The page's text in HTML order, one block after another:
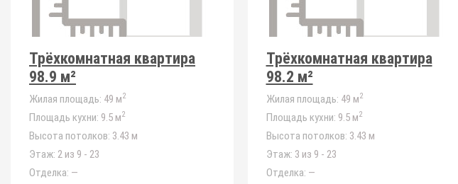
Трёхкомнатная квартира
98.9 м²
Жилая площадь: 49 м2
Площадь кухни: 9.5 м2
Высота потолков: 3.43 м
Этаж: 2 из 9 - 23
Отделка: —
Трёхкомнатная квартира
98.2 м²
Жилая площадь: 49 м2
Площадь кухни: 9.5 м2
Высота потолков: 3.43 м
Этаж: 3 из 9 - 23
Отделка: —